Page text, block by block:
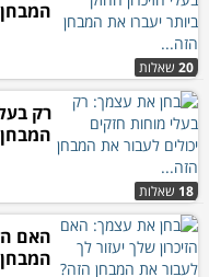
20 שאלות
18 שאלות
רק
האם